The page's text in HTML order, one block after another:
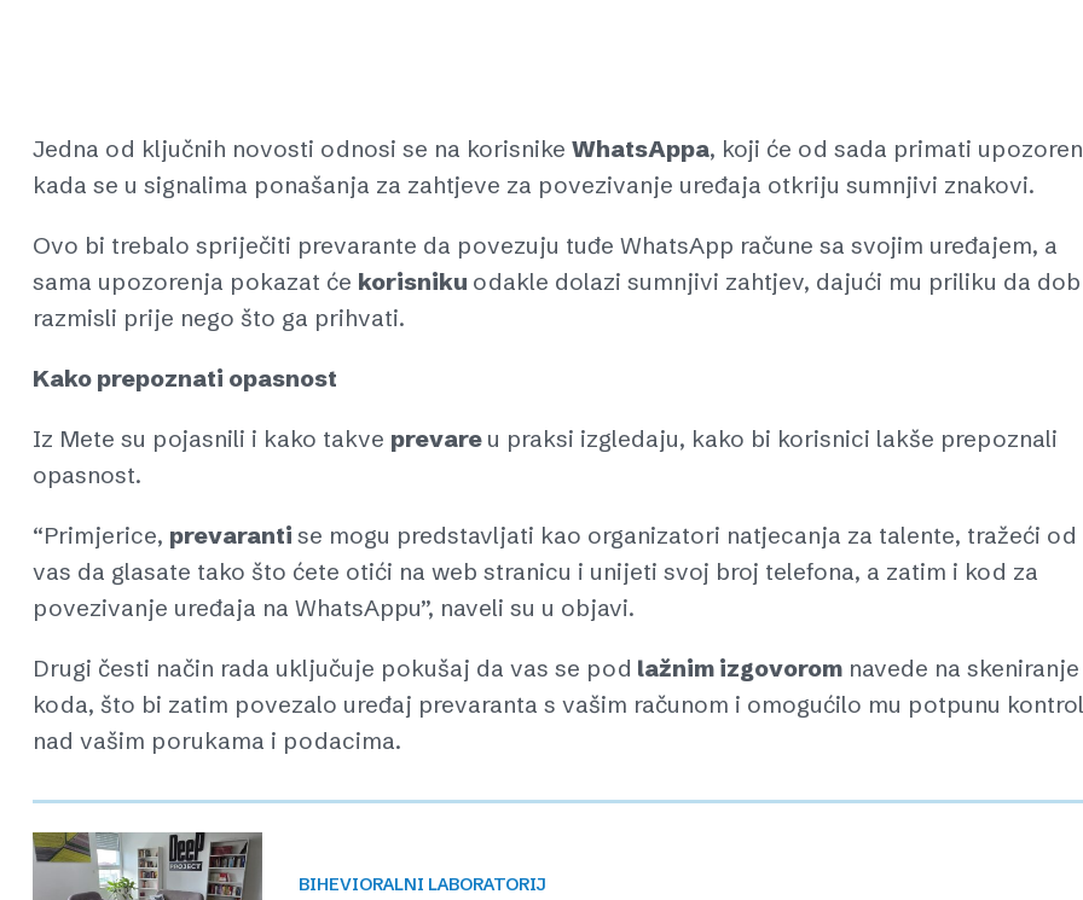
Jedna od ključnih novosti odnosi se na korisnike WhatsAppa, koji će od sada primati
kada se u signalima ponašanja za zahtjeve za povezivanje uređaja otkriju sumnjivi znakovi.
Ovo bi trebalo spriječiti prevarante da povezuju tuđe WhatsApp račune sa svojim uređajem, a
sama upozorenja pokazat će korisniku odakle dolazi sumnjivi zahtjev, dajući mu priliku da
razmisli prije nego što ga prihvati.
Kako prepoznati opasnost
Iz Mete su pojasnili i kako takve prevare u praksi izgledaju, kako bi korisnici lakše prepoznali
opasnost.
“Primjerice, prevaranti se mogu predstavljati kao organizatori natjecanja za talente, tražeći od
vas da glasate tako što ćete otići na web stranicu i unijeti svoj broj telefona, a zatim i kod za
povezivanje uređaja na WhatsAppu”, naveli su u objavi.
Drugi česti način rada uključuje pokušaj da vas se pod lažnim izgovorom navede na skeniranje
koda, što bi zatim povezalo uređaj prevaranta s vašim računom i omogućilo mu potpunu
nad vašim porukama i podacima.
BIHEVIORALNI LABORATORIJ